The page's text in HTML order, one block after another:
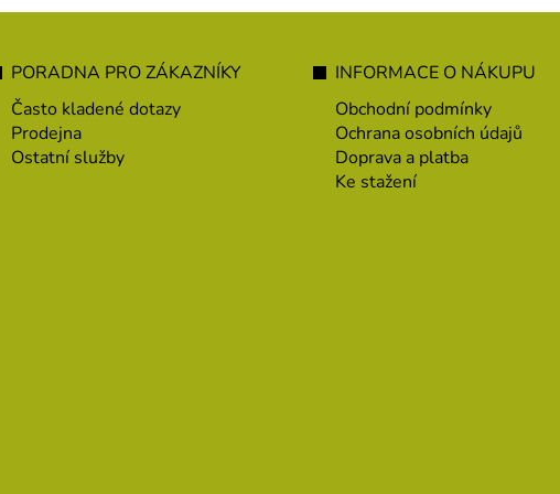
PORADNA PRO ZÁKAZNÍKY
Často kladené dotazy
Prodejna
Ostatní služby
INFORMACE O NÁKUPU
Obchodní podmínky
Ochrana osobních údajů
Doprava a platba
Ke stažení